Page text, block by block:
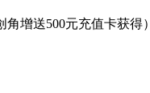
增送500元充值卡获得）